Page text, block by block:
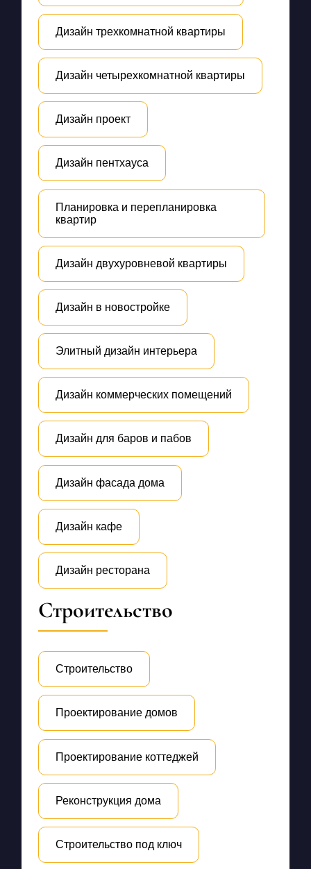
Дизайн трехкомнатной квартиры
Дизайн четырехкомнатной квартиры
Дизайн проект
Дизайн пентхауса
Планировка и перепланировка
квартир
Дизайн двухуровневой квартиры
Дизайн в новостройке
Элитный дизайн интерьера
Дизайн коммерческих помещений
Дизайн для баров и пабов
Дизайн фасада дома
Дизайн кафе
Дизайн ресторана
Строительство
Строительство
Проектирование домов
Проектирование коттеджей
Реконструкция дома
Строительство под ключ